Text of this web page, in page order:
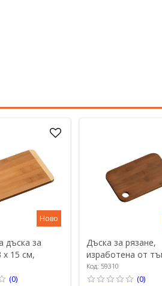
Ново
дъска за
x 15 см,
см - Kesper
(0)
Дъска за рязане,
изработена от
бамбук, 23 x 15 см,
дебелина 1 см -
Код: 59310
(0)